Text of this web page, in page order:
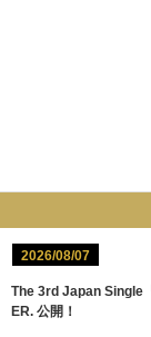
2026/08/07
The 3rd Japan Single
ER. 公開！